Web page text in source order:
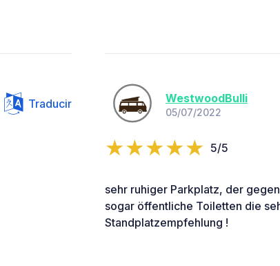
Traducir WestwoodBulli
05/07/2022
5/5
sehr ruhiger Parkplatz, der
sogar öffentliche Toiletten die
Standplatzempfehlung !